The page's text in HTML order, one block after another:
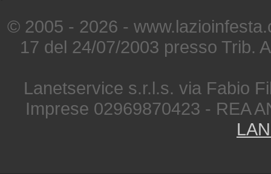
© 2005 - 2026 -
17 del 24/07/2003 presso Trib.
Lanetservice s.r.l.s. via Fabio
Imprese 02969870423 - REA